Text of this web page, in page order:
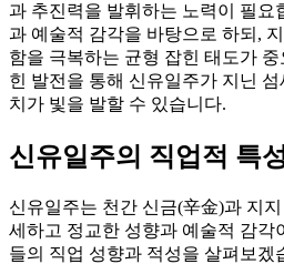
과 추진력을 발휘하는 노력이 필요
과 예술적 감각을 바탕으로 하되,
함을 극복하는 균형 잡힌 태도가
힌 발전을 통해 신유일주가 지닌
치가 빛을 발할 수 있습니다.
신유일주의 직업적 특
신유일주는 천간 신금(辛金)과 지
세하고 정교한 성향과 예술적 감각
들의 직업 성향과 적성을 살펴보겠